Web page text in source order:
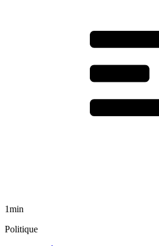
1min
Politique